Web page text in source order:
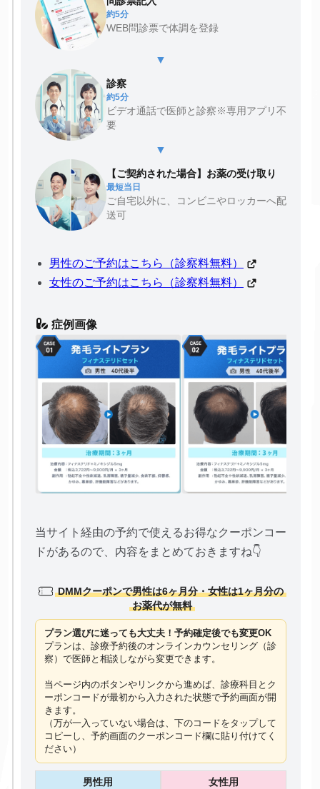
約5分
WEB問診票で体調を登録
▼
診察
約5分
ビデオ通話で医師と診察※専用アプリ不
要
▼
【ご契約された場合】お薬の受け取り
最短当日
ご自宅以外に、コンビニやロッカーへ配
送可
男性のご予約はこちら（診察料無料）
女性のご予約はこちら（診察料無料）
症例画像
当サイト経由の予約で使えるお得なクーポンコー
ドがあるので、内容をまとめておきますね👇
DMMクーポンで男性は6ヶ月分・女性は1ヶ月分の
お薬代が無料
プラン選びに迷っても大丈夫！予約確定後でも変更OK
プランは、診療予約後のオンラインカウンセリング（診
察）で医師と相談しながら変更できます。
当ページ内のボタンやリンクから進めば、診療科目とク
ーポンコードが最初から入力された状態で予約画面が開
きます。
（万が一入っていない場合は、下のコードをタップ して
コピーし、予約画面のクーポンコード欄に貼り付けてく
ださい）
男性用 女性用